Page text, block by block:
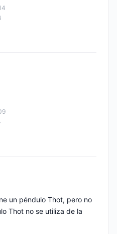
un péndulo Thot, pero no
Thot no se utiliza de la